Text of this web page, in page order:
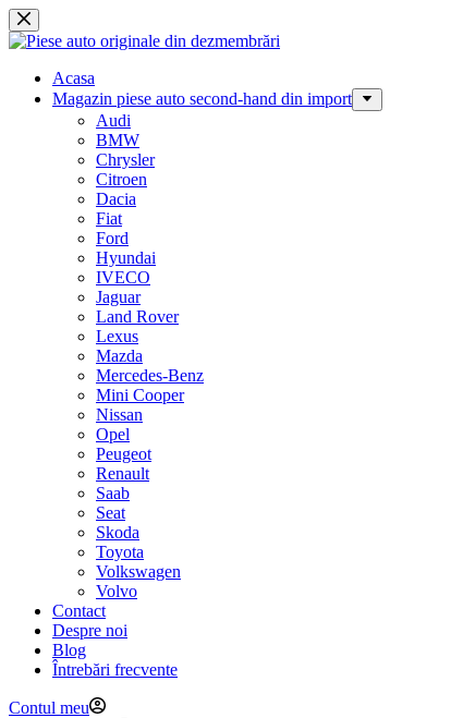
Sari
la
Acasa
Magazin piese auto second-hand din import
Audi
BMW
Chrysler
Citroen
Dacia
Fiat
Ford
Hyundai
IVECO
Jaguar
Land Rover
Lexus
Mazda
Mercedes-Benz
Mini Cooper
Nissan
Opel
Peugeot
Renault
Saab
Seat
Skoda
Toyota
Volkswagen
Volvo
Contact
Despre noi
Blog
Întrebări frecvente
Contul meu